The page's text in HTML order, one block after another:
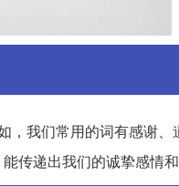
，我们常用的词有感谢
传递出我们的诚挚感情和